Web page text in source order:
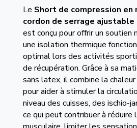
Le Short de compression en
cordon de serrage ajustable
est conçu pour offrir un soutien
une isolation thermique
optimal lors des activités
de récupération. Grâce à sa
sans latex, il combine la
pour aider à stimuler la
niveau des cuisses, des ischio-
ce qui peut contribuer à réduire